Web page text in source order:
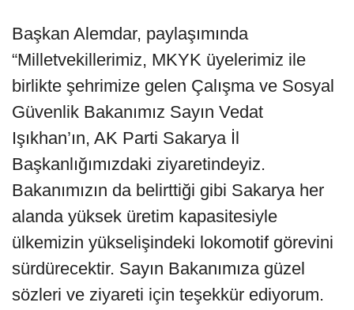
Başkan Alemdar, paylaşımında
“Milletvekillerimiz, MKYK üyelerimiz ile
birlikte şehrimize gelen Çalışma ve Sosyal
Güvenlik Bakanımız Sayın Vedat
Işıkhan’ın, AK Parti Sakarya İl
Başkanlığımızdaki ziyaretindeyiz.
Bakanımızın da belirttiği gibi Sakarya her
alanda yüksek üretim kapasitesiyle
ülkemizin yükselişindeki lokomotif görevini
sürdürecektir. Sayın Bakanımıza güzel
sözleri ve ziyareti için teşekkür ediyorum.